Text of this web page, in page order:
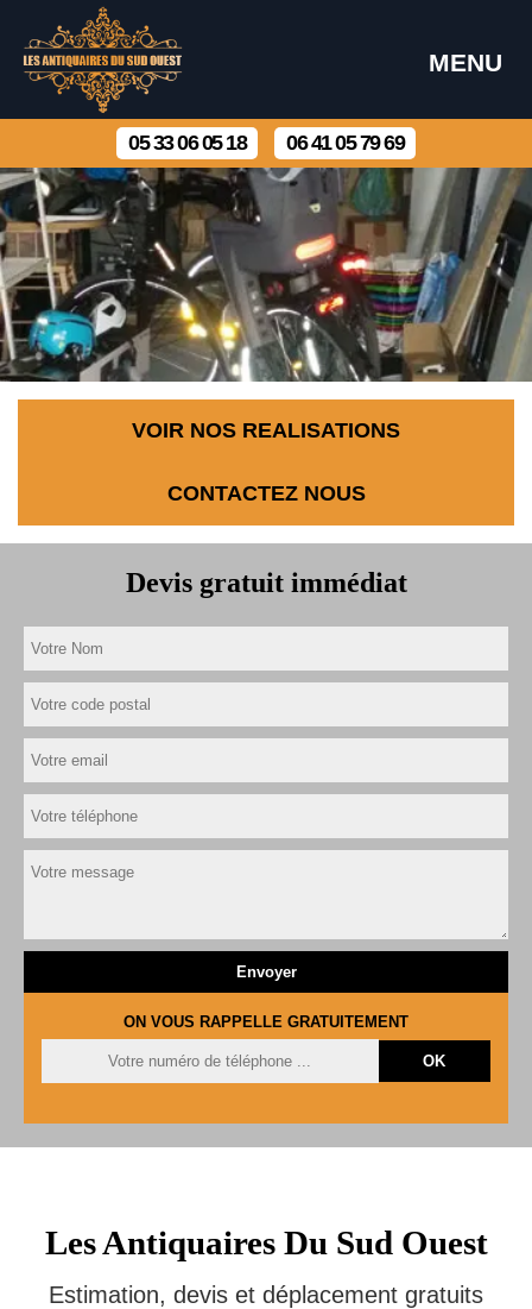
MENU
05 33 06 05 18 06 41 05 79 69
VOIR NOS REALISATIONS
CONTACTEZ NOUS
Devis gratuit immédiat
ON VOUS RAPPELLE GRATUITEMENT
Les Antiquaires Du Sud Ouest
Estimation, devis et déplacement gratuits